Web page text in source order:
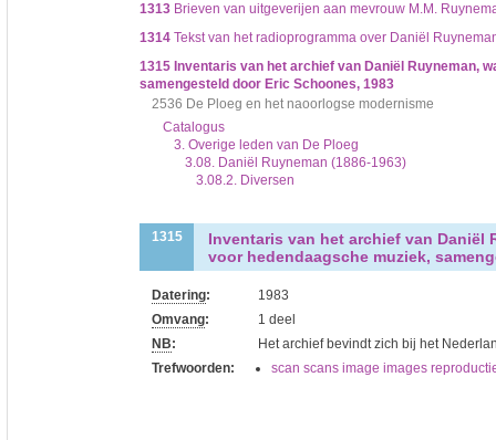
1313Brieven van uitgeverijen aan mevrouw M.M.
1314Tekst van het radioprogramma over Daniël
1315 Inventaris van het archief van Daniël Ruyneman,
samengesteld door Eric Schoones, 1983
2536 De Ploeg en het naoorlogse modernisme
Catalogus
3. Overige leden van De Ploeg
3.08. Daniël Ruyneman (1886-1963)
3.08.2. Diversen
1315
Inventaris van het archief van Daniël
voor hedendaagsche muziek,
Datering:
1983
Omvang:
1 deel
NB:
Het archief bevindt zich bij het
Trefwoorden:
scan scans image images